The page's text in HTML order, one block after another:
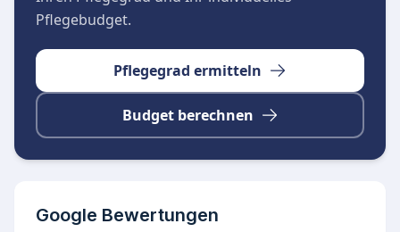
Pflegebudget.
Pflegegrad ermitteln
Budget berechnen
Google Bewertungen